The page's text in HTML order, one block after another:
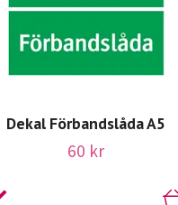
Dekal Förbandslåda A5
60 kr